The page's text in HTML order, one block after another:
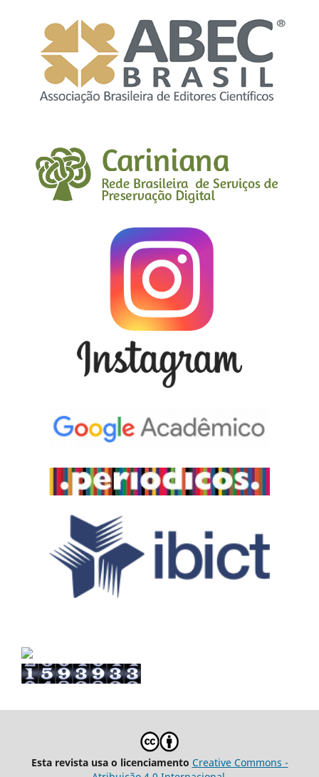
Esta revista usa o licenciamento Creative Commons -